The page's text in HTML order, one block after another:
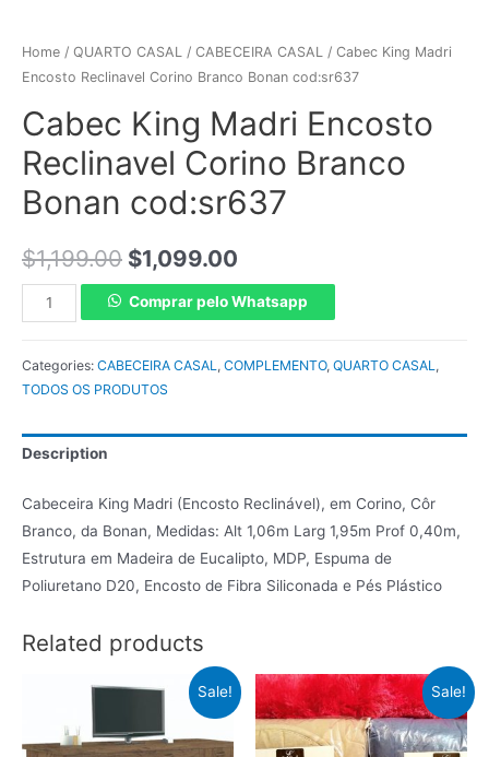
Home / QUARTO CASAL / CABECEIRA CASAL
/ Cabec King Madri
Encosto Reclinavel Corino Branco Bonan cod:sr637
Cabec King Madri Encosto
Reclinavel Corino Branco
Bonan cod:sr637
$1,199.00 $1,099.00
Comprar pelo Whatsapp
Categories: CABECEIRA CASAL, COMPLEMENTO, QUARTO CASAL,
TODOS OS PRODUTOS
Description
Cabeceira King Madri (Encosto Reclinável), em Corino, Côr
Branco, da Bonan, Medidas: Alt 1,06m Larg 1,95m Prof 0,40m,
Estrutura em Madeira de Eucalipto, MDP, Espuma de
Poliuretano D20, Encosto de Fibra Siliconada e Pés Plástico
Related products
Sale! Sale!